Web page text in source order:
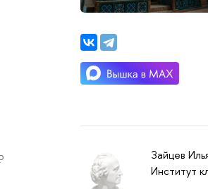
Зайцев
Институт